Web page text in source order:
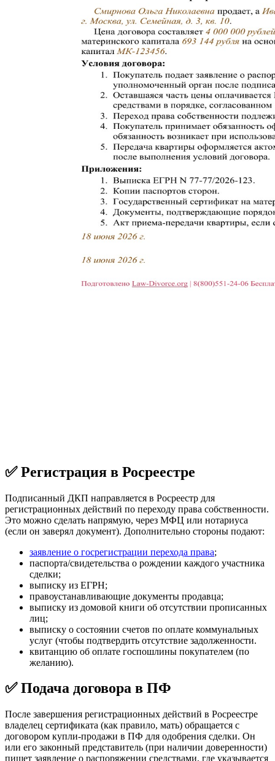
✅ Регистрация в Росреестре
Подписанный ДКП направляется в Росреестр для
регистрационных действий по переходу права собственности.
Это можно сделать напрямую, через МФЦ или нотариуса
(если он заверял документ). Дополнительно стороны подают:
заявление о госрегистрации перехода права;
паспорта/свидетельства о рождении каждого участника
сделки;
выписку из ЕГРН;
правоустанавливающие документы продавца;
выписку из домовой книги об отсутствии прописанных
лиц;
выписку о состоянии счетов по оплате коммунальных
услуг (чтобы подтвердить отсутствие задолженности.
квитанцию об оплате госпошлины покупателем (по
желанию).
✅ Подача договора в ПФ
После завершения регистрационных действий в Росреестре
владелец сертификата (как правило, мать) обращается с
договором купли-продажи в ПФ для одобрения сделки. Он
или его законный представитель (при наличии доверенности)
пишет заявление о распоряжении средствами, где указывается